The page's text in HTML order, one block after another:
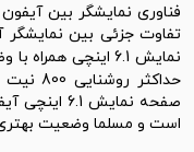
نمایش 6.1 اینچی همراه با وضوح 2532 در 1170 پیکسلی
حداکثر
است و مسلما وضعیت بهتری